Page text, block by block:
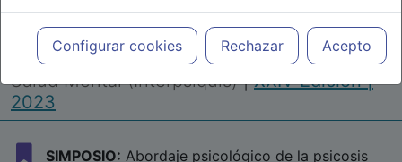
meramente informativo, siendo responsabilidad de los
profesionales facultados prescribir medicamentos y decidir, en
cada caso concreto, el tratamiento más adecuado a las
necesidades del paciente.
Configurar cookies Rechazar Acepto
Repositorio de Artículos |Congreso Virtual
Internacional de Psiquiatría, Psicología y
Salud Mental (Interpsiquis)|XXIV Edición |
2023
SIMPOSIO: Abordaje psicológico de la psicosis